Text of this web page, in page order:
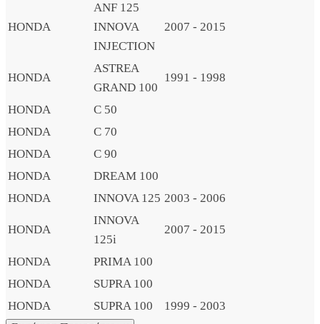
HONDA
ANF 125
INNOVA
INJECTION
2007 - 2015
HONDA
ASTREA
GRAND 100
1991 - 1998
HONDA
C 50
HONDA
C 70
HONDA
C 90
HONDA
DREAM 100
HONDA
INNOVA 125 2003 - 2006
HONDA
INNOVA
125i
2007 - 2015
HONDA
PRIMA 100
HONDA
SUPRA 100
HONDA
SUPRA 100 1999 - 2003